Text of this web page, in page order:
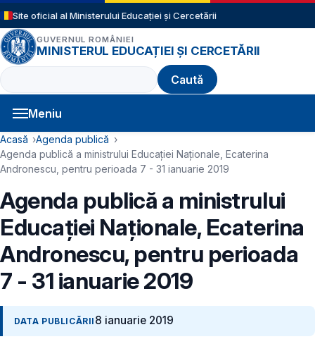
Sari la conținutul principal
Site oficial al Ministerului Educației și Cercetării
GUVERNUL ROMÂNIEI
MINISTERUL EDUCAȚIEI ȘI CERCETĂRII
Caută
Meniu
Navigație principală
Cale de navigare
Acasă
Agenda publică
Agenda publică a ministrului Educației Naționale, Ecaterina
Andronescu, pentru perioada 7 - 31 ianuarie 2019
Agenda publică a ministrului
Educației Naționale, Ecaterina
Andronescu, pentru perioada
7 - 31 ianuarie 2019
DATA PUBLICĂRII 8 ianuarie 2019